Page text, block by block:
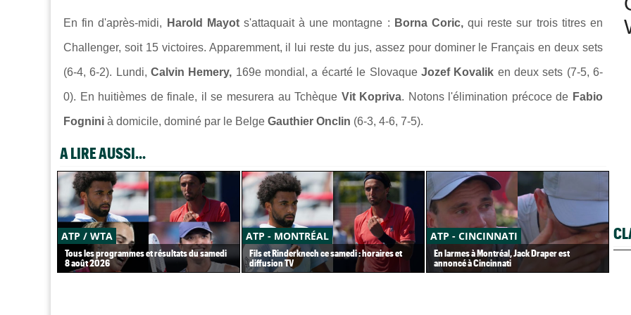
En fin d'après-midi, Harold Mayot s'attaquait à une montagne : Borna Coric,qui reste sur trois titres en
Challenger, soit 15 victoires. Apparemment, il lui reste du jus, assez pour dominer le Français en deux sets
(6-4, 6-2). Lundi,Calvin Hemery, 169e mondial, a écarté le Slovaque Jozef Kovalik en deux sets (7-5, 6-
0). En huitièmes de finale, il se mesurera au Tchèque Vit Kopriva. Notons l'élimination précoce de Fabio
Fognini à domicile, dominé par le Belge Gauthier Onclin (6-3, 4-6, 7-5).
A LIRE AUSSI...
ATP / WTA
Tous les programmes et résultats du samedi
8 août 2026
ATP - MONTRÉAL
Fils et Rinderknech ce samedi : horaires et
diffusion TV
ATP - CINCINNATI
En larmes à Montréal, Jack Draper est
annoncé à Cincinnati